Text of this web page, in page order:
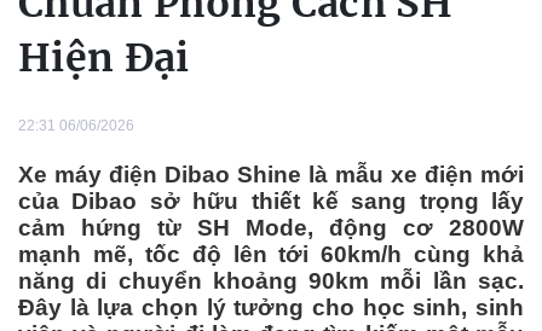
Hiện Đại
22:31 06/06/2026
Xe máy điện Dibao Shine là mẫu xe điện mới
của Dibao sở hữu thiết kế sang trọng lấy
cảm hứng từ SH Mode, động cơ 2800W
mạnh mẽ, tốc độ lên tới 60km/h cùng khả
năng di chuyển khoảng 90km mỗi lần sạc.
Đây là lựa chọn lý tưởng cho học sinh, sinh